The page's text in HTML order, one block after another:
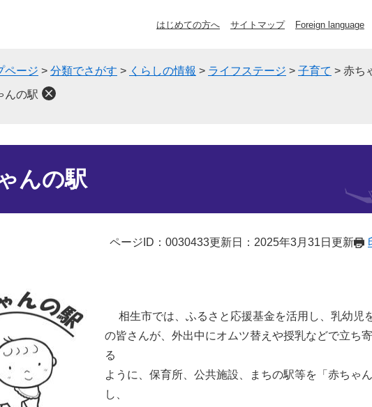
はじめての方へ サイトマップ Foreign language
ページ > 分類でさがす > くらしの情報 > ライフステージ > 子育て > 赤ち
んの駅
んの駅
ページID：0030433更新日：2025年3月31日更新
相生市では、ふるさと応援基金を活用し、乳幼児
の皆さんが、外出中にオムツ替えや授乳などで立ち
る
ように、保育所、公共施設、まちの駅等を「赤ちゃ
し、